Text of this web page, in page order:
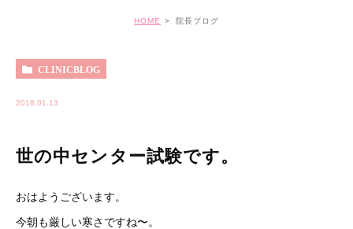
HOME 院長ブログ
CLINICBLOG
2018.01.13
世の中センター試験です。
おはようございます。
今朝も厳しい寒さですね〜。